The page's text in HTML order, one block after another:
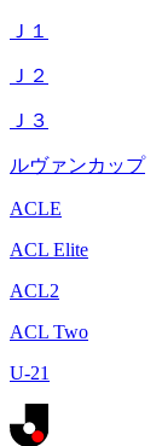
Ｊ１
Ｊ２
Ｊ３
ルヴァンカップ
ACLE
ACL Elite
ACL2
ACL Two
U-21